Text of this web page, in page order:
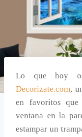
Lo que hoy
Decorizate.com,
en favoritos
ventana en la
estampar un